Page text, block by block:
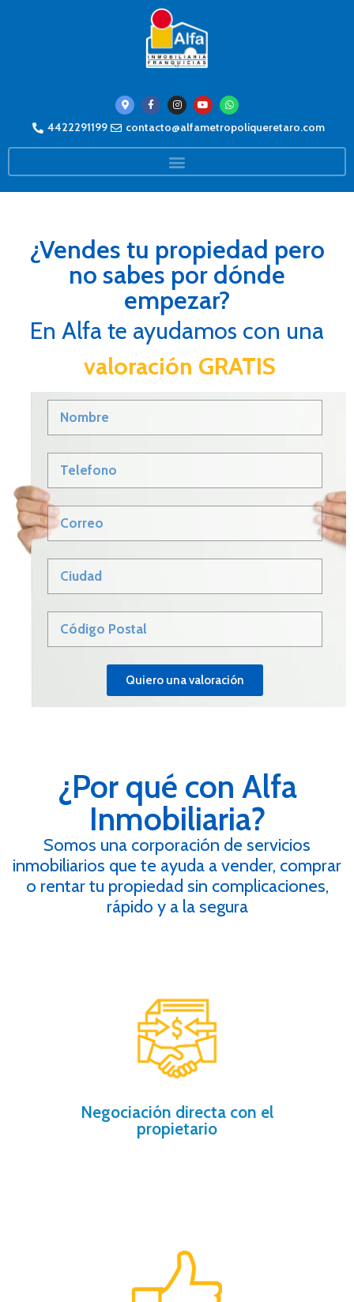
4422291199 contacto@alfametropoliqueretaro.com
¿Vendes tu propiedad pero
no sabes por dónde
empezar?
En Alfa te ayudamos con una
valoración GRATIS
Quiero una valoración
¿Por qué con Alfa
Inmobiliaria?
Somos una corporación de servicios
inmobiliarios que te ayuda a vender, comprar
o rentar tu propiedad sin complicaciones,
rápido y a la segura
Negociación directa con el
propietario
por falta de comunicación entre
comprador y vendedor, nosotros te
ayudamos.